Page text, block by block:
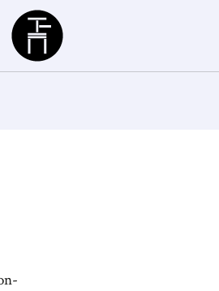
Büchergilde